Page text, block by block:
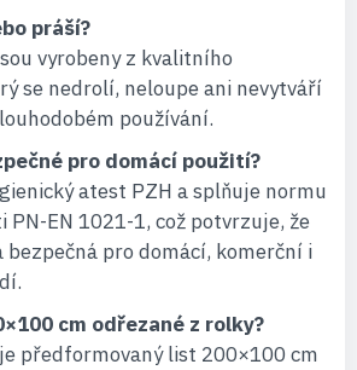
práší?
vyrobeny z kvalitního
se nedrolí, neloupe ani nevytváří
používání.
pro domácí použití?
atest PZH a splňuje normu
PN-EN 1021-1, což potvrzuje, že
bezpečná pro domácí, komerční i
cm odřezané z rolky?
předformovaný list 200×100 cm